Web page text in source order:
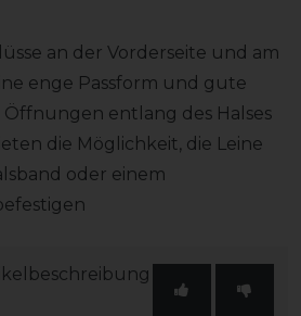
an der Vorderseite und am
enge Passform und gute
entlang des Halses
die Möglichkeit, die Leine
oder einem